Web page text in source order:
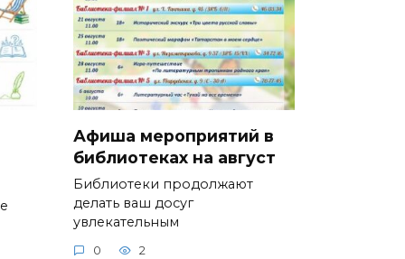
Афиша мероприятий в
библиотеках на август
Библиотеки продолжают
делать ваш досуг
увлекательным
0 2